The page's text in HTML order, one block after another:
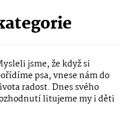
jsme, že když si
psa, vnese nám do
radost. Dnes svého
litujeme my i děti